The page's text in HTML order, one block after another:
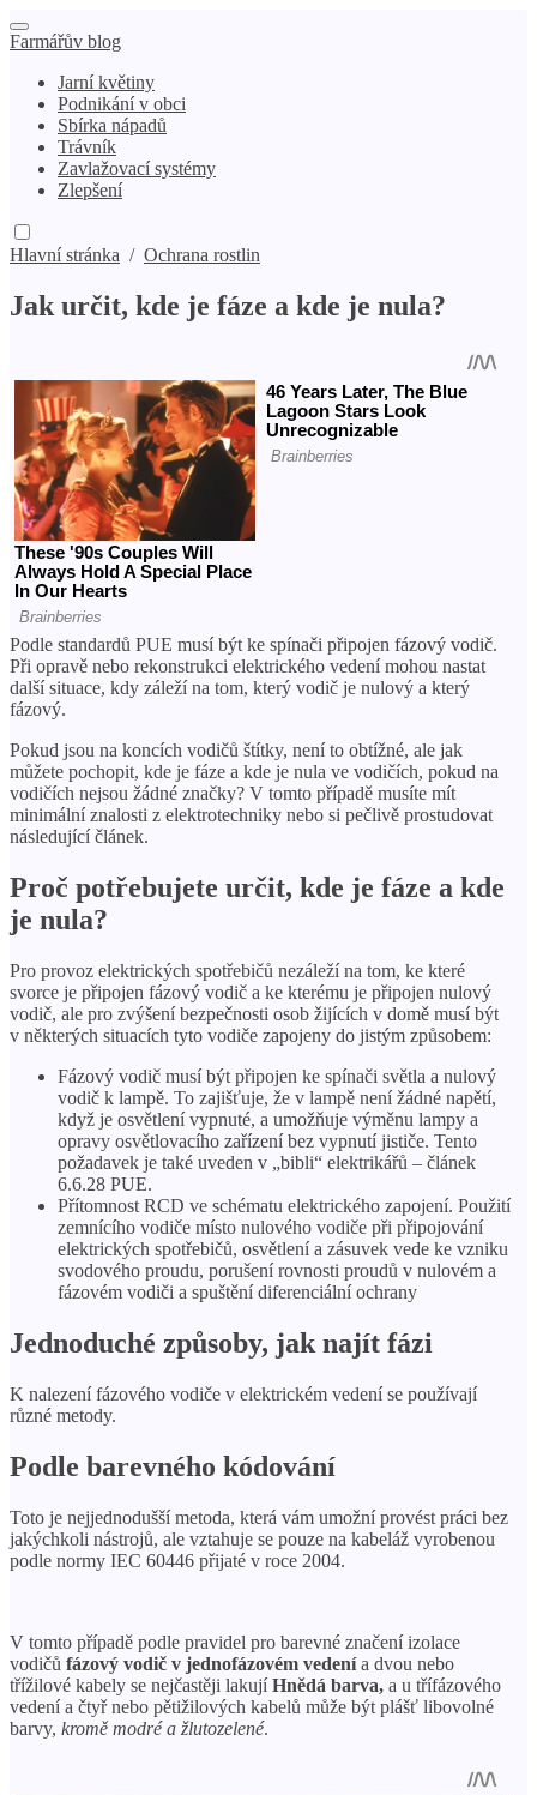
Farmářův blog
Jarní květiny
Podnikání v obci
Sbírka nápadů
Trávník
Zavlažovací systémy
Zlepšení
Hlavní stránka / Ochrana rostlin
Jak určit, kde je fáze a kde je nula?
Podle standardů PUE musí být ke spínači připojen fázový vodič.
Při opravě nebo rekonstrukci elektrického vedení mohou nastat
další situace, kdy záleží na tom, který vodič je nulový a který
fázový.
Pokud jsou na koncích vodičů štítky, není to obtížné, ale jak
můžete pochopit, kde je fáze a kde je nula ve vodičích, pokud na
vodičích nejsou žádné značky? V tomto případě musíte mít
minimální znalosti z elektrotechniky nebo si pečlivě prostudovat
následující článek.
Proč potřebujete určit, kde je fáze a kde
je nula?
Pro provoz elektrických spotřebičů nezáleží na tom, ke které
svorce je připojen fázový vodič a ke kterému je připojen nulový
vodič, ale pro zvýšení bezpečnosti osob žijících v domě musí být
v některých situacích tyto vodiče zapojeny do jistým způsobem:
Fázový vodič musí být připojen ke spínači světla a nulový
vodič k lampě. To zajišťuje, že v lampě není žádné napětí,
když je osvětlení vypnuté, a umožňuje výměnu lampy a
opravy osvětlovacího zařízení bez vypnutí jističe. Tento
požadavek je také uveden v „bibli“ elektrikářů – článek
6.6.28 PUE.
Přítomnost RCD ve schématu elektrického zapojení. Použití
zemnícího vodiče místo nulového vodiče při připojování
elektrických spotřebičů, osvětlení a zásuvek vede ke vzniku
svodového proudu, porušení rovnosti proudů v nulovém a
fázovém vodiči a spuštění diferenciální ochrany
Jednoduché způsoby, jak najít fázi
K nalezení fázového vodiče v elektrickém vedení se používají
různé metody.
Podle barevného kódování
Toto je nejjednodušší metoda, která vám umožní provést práci bez
jakýchkoli nástrojů, ale vztahuje se pouze na kabeláž vyrobenou
podle normy IEC 60446 přijaté v roce 2004.
V tomto případě podle pravidel pro barevné značení izolace
vodičů fázový vodič v jednofázovém vedenía dvou nebo
třížilové kabely se nejčastěji lakujíHnědá barva, a u třífázového
vedení a čtyř nebo pětižilových kabelů může být plášť libovolné
barvy, kromě modré a žlutozelené.